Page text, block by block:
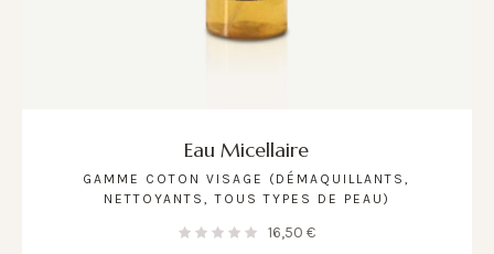
Eau Micellaire
GAMME COTON VISAGE (DÉMAQUILLANTS,
NETTOYANTS, TOUS TYPES DE PEAU)
16,50 €